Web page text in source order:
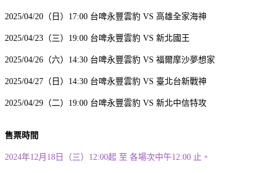
2025/04/20（日）17:00 台啤永豐雲豹 VS 高雄全家海神
2025/04/23（三）19:00 台啤永豐雲豹 VS 新北國王
2025/04/26（六）14:30 台啤永豐雲豹 VS 福爾摩沙夢想家
2025/04/27（日）14:30 台啤永豐雲豹 VS 臺北台新戰神
2025/04/29（二）19:00 台啤永豐雲豹 VS 新北中信特攻
售票時間
2024年12月18日（三）12:00起 至 各場次中午12:00 止。